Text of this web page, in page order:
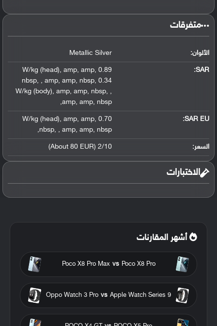
متفرقات
الألوان: Metallic Silver
SAR
:
0.89 W/kg (head)
, amp, amp,
nbsp, , amp, amp, nbsp, 0.34
W/kg (body), amp, amp, nbsp, ,
amp, amp, nbsp
,
SAR EU:
0.70 W/kg (head)
, amp, amp,
nbsp, , amp, amp, nbsp
,
السعر: 2/10 (About 80 EUR)
الاختبارات
أشهر المقارنات
Poco X8 Pro
vs
Poco X8 Pro Max
Apple Watch Series 9
vs
Oppo Watch 3 Pro